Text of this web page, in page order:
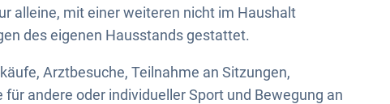
alleine, mit einer weiteren nicht im Haushalt
des eigenen Hausstands gestattet.
Arztbesuche, Teilnahme an Sitzungen,
andere oder individueller Sport und Bewegung an